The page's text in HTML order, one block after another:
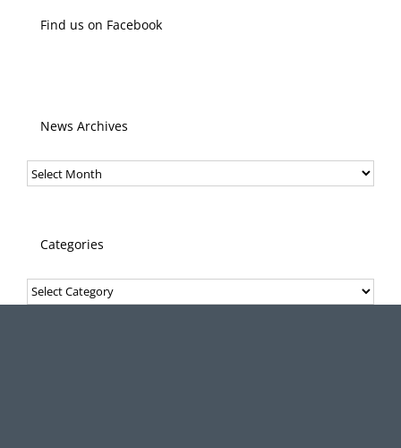
Find us on Facebook
News Archives
News
Archives
Categories
Categories